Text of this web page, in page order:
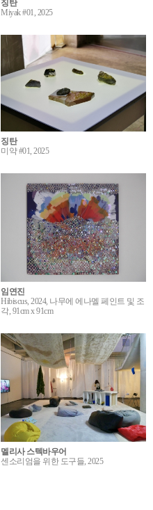
징탄
Miyak #01, 2025
징탄
미약 #01, 2025
임연진
Hibiscus, 2024, 나무에 에나멜 페인트 및 조
각, 91cm x 91cm
멜리사 스텍바우어
센소리엄을 위한 도구들, 2025